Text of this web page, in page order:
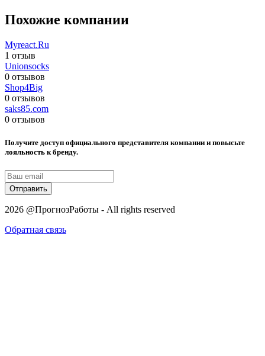
Похожие компании
Myreact.Ru
1 отзыв
Unionsocks
0 отзывов
Shop4Big
0 отзывов
saks85.com
0 отзывов
Получите доступ официального представителя компании и повысьте
лояльность к бренду.
Отправить
2026 @ПрогнозРаботы - All rights reserved
Обратная связь